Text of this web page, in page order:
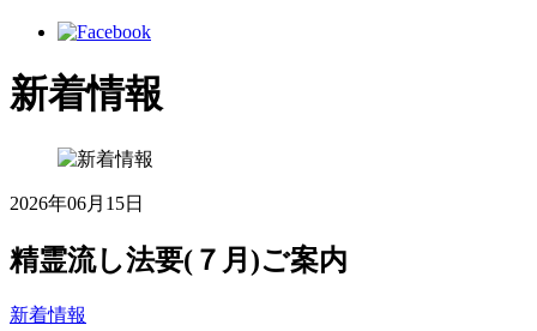
新着情報
2026年06月15日
精霊流し法要(７月)ご案内
新着情報